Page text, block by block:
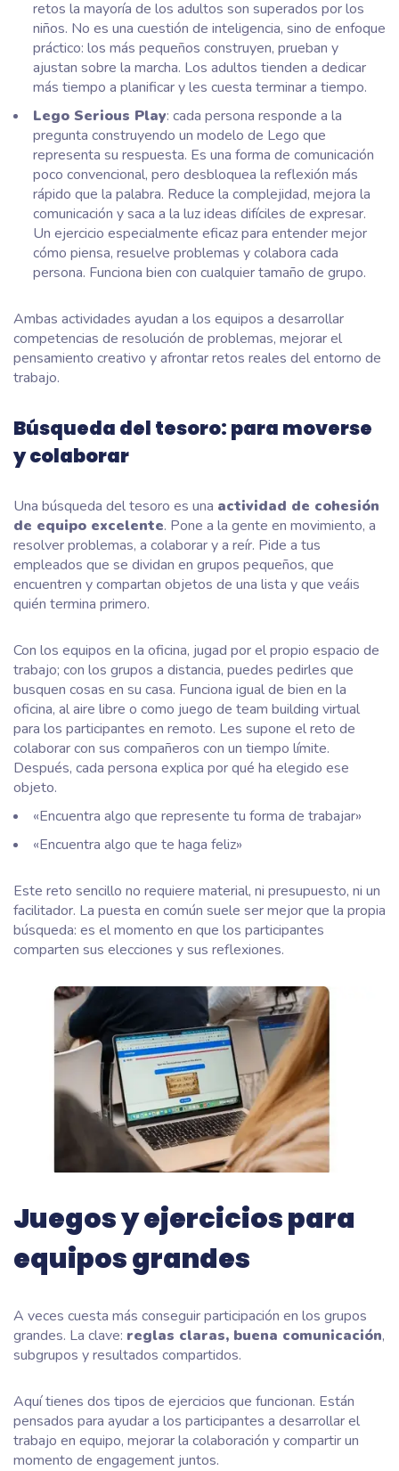
retos la mayoría de los adultos son superados por los
niños. No es una cuestión de inteligencia, sino de enfoque
práctico: los más pequeños construyen, prueban y
ajustan sobre la marcha. Los adultos tienden a dedicar
más tiempo a planificar y les cuesta terminar a tiempo.
Lego Serious Play: cada persona responde a la
pregunta construyendo un modelo de Lego que
representa su respuesta. Es una forma de comunicación
poco convencional, pero desbloquea la reflexión más
rápido que la palabra. Reduce la complejidad, mejora la
comunicación y saca a la luz ideas difíciles de expresar.
Un ejercicio especialmente eficaz para entender mejor
cómo piensa, resuelve problemas y colabora cada
persona. Funciona bien con cualquier tamaño de grupo.
Ambas actividades ayudan a los equipos a desarrollar
competencias de resolución de problemas, mejorar el
pensamiento creativo y afrontar retos reales del entorno de
trabajo.
Búsqueda del tesoro: para moverse
y colaborar
Una búsqueda del tesoro es una actividad de cohesión
de equipo excelente. Pone a la gente en movimiento, a
resolver problemas, a colaborar y a reír. Pide a tus
empleados que se dividan en grupos pequeños, que
encuentren y compartan objetos de una lista y que veáis
quién termina primero.
Con los equipos en la oficina, jugad por el propio espacio de
trabajo; con los grupos a distancia, puedes pedirles que
busquen cosas en su casa. Funciona igual de bien en la
oficina, al aire libre o como juego de team building virtual
para los participantes en remoto. Les supone el reto de
colaborar con sus compañeros con un tiempo límite.
Después, cada persona explica por qué ha elegido ese
objeto.
«Encuentra algo que represente tu forma de trabajar»
«Encuentra algo que te haga feliz»
Este reto sencillo no requiere material, ni presupuesto, ni un
facilitador. La puesta en común suele ser mejor que la propia
búsqueda: es el momento en que los participantes
comparten sus elecciones y sus reflexiones.
Juegos y ejercicios para
equipos grandes
A veces cuesta más conseguir participación en los grupos
grandes. La clave: reglas claras, buena comunicación,
subgrupos y resultados compartidos.
Aquí tienes dos tipos de ejercicios que funcionan. Están
pensados para ayudar a los participantes a desarrollar el
trabajo en equipo, mejorar la colaboración y compartir un
momento de engagement juntos.